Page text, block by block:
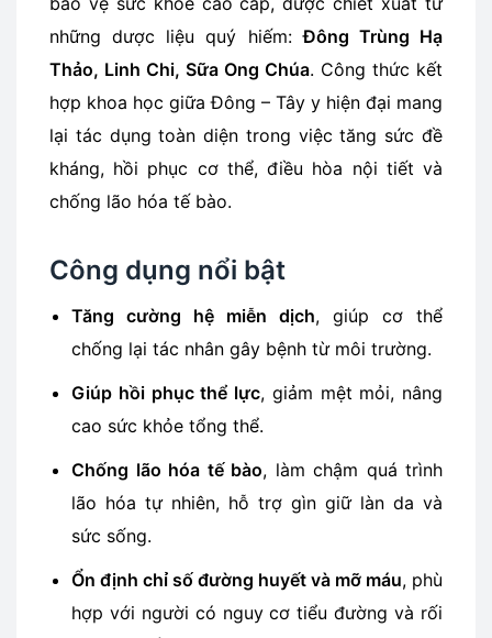
những dược liệu quý hiếm:Đông Trùng Hạ
Thảo, Linh Chi, Sữa Ong Chúa. Công thức kết
hợp khoa học giữa Đông – Tây y hiện đại mang
lại tác dụng toàn diện trong việc tăng sức đề
kháng, hồi phục cơ thể, điều hòa nội tiết và
chống lão hóa tế bào.
Công dụng nổi bật
Tăng cường hệ miễn dịch, giúp cơ thể
chống lại tác nhân gây bệnh từ môi trường.
Giúp hồi phục thể lực, giảm mệt mỏi, nâng
cao sức khỏe tổng thể.
Chống lão hóa tế bào, làm chậm quá trình
lão hóa tự nhiên, hỗ trợ gìn giữ làn da và
sức sống.
Ổn định chỉ số đường huyết và mỡ máu, phù
hợp với người có nguy cơ tiểu đường và rối